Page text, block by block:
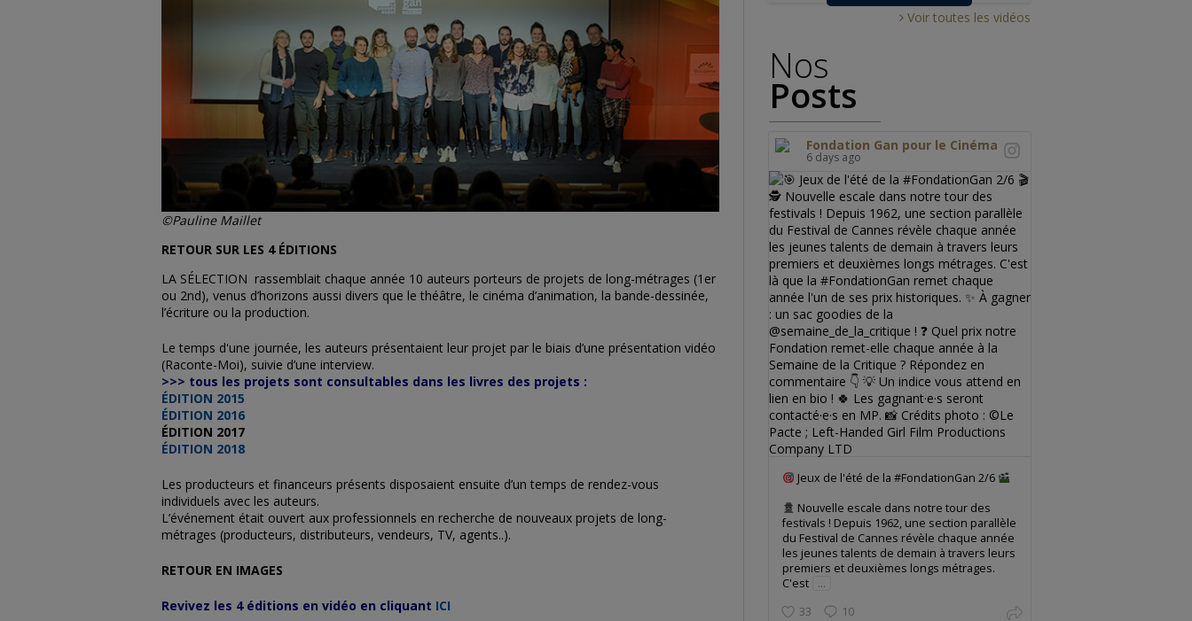
©Pauline Maillet
RETOUR SUR LES 4 ÉDITIONS
LA SÉLECTION rassemblait chaque année 10 auteurs porteurs de projets de long-métrages (1er
ou 2nd), venus d’horizons aussi divers que le théâtre, le cinéma d’animation, la bande-dessinée,
l’écriture ou la production.
Le temps d'une journée, les auteurs présentaient leur projet par le biais d’une présentation vidéo
(Raconte-Moi), suivie d’une interview.
>>> tous les projets sont consultables dans les livres des projets :
ÉDITION 2015
ÉDITION 2016
ÉDITION 2017
ÉDITION 2018
Les producteurs et financeurs présents disposaient ensuite d’un temps de rendez-vous
individuels avec les auteurs.
L’événement était ouvert aux professionnels en recherche de nouveaux projets de long-
métrages (producteurs, distributeurs, vendeurs, TV, agents..).
RETOUR EN IMAGES
Revivez les 4 éditions en vidéo en cliquant ICI
Voir toutes les vidéos
Nos
Posts
Fondation Gan pour le Cinéma
6 days ago
Jeux de l'été de la #FondationGan 2/6
Nouvelle escale dans notre tour des
festivals ! Depuis 1962, une section parallèle
du Festival de Cannes révèle chaque année
les jeunes talents de demain à travers leurs
premiers et deuxièmes longs métrages.
C'est
...
33 10